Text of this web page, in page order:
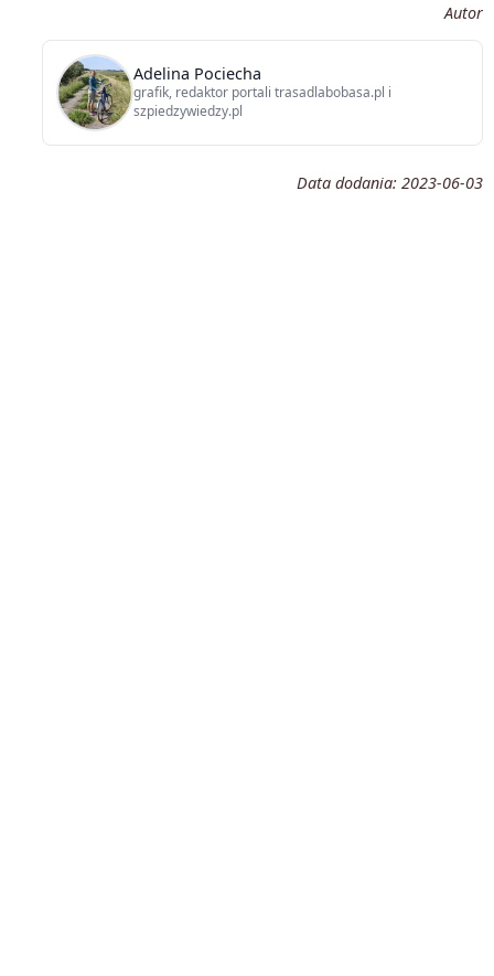
Autor
Adelina Pociecha
grafik, redaktor portali trasadlabobasa.pl i
szpiedzywiedzy.pl
Data dodania: 2023-06-03